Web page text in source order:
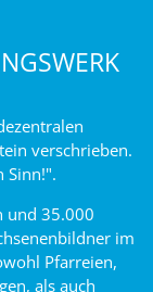
verschrieben.
Sinn!".
und 35.000
im
Pfarreien,
als auch